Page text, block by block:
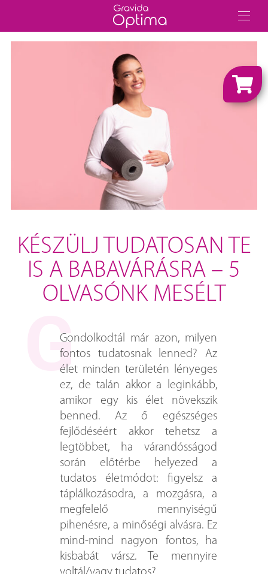
KÉSZÜLJ TUDATOSAN TE
IS A BABAVÁRÁSRA – 5
OLVASÓNK MESÉLT
Gondolkodtál már azon, milyen
fontos tudatosnak lenned? Az
élet minden területén lényeges
ez, de talán akkor a leginkább,
amikor egy kis élet növekszik
benned. Az ő egészséges
fejlődéséért akkor tehetsz a
legtöbbet, ha várandósságod
során előtérbe helyezed a
tudatos életmódot: figyelsz a
táplálkozásodra, a mozgásra, a
megfelelő mennyiségű
pihenésre, a minőségi alvásra. Ez
mind-mind nagyon fontos, ha
kisbabát vársz. Te mennyire